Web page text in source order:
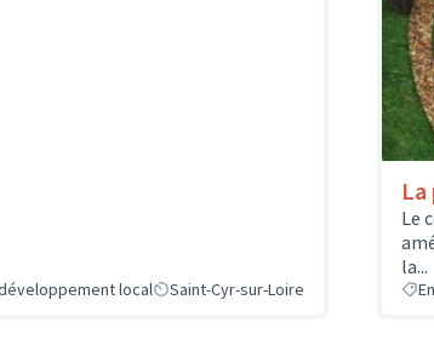
local Saint-Cyr-sur-Loire
La
Le
la...